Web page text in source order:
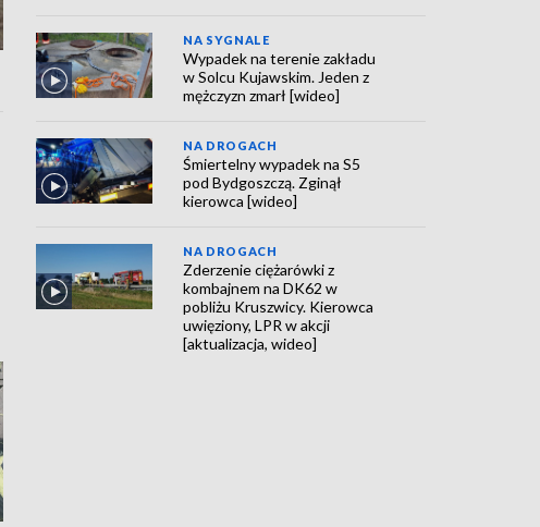
NA SYGNALE
Wypadek na terenie zakładu
w Solcu Kujawskim. Jeden z
mężczyzn zmarł [wideo]
NA DROGACH
Śmiertelny wypadek na S5
pod Bydgoszczą. Zginął
kierowca [wideo]
NA DROGACH
Zderzenie ciężarówki z
kombajnem na DK62 w
pobliżu Kruszwicy. Kierowca
uwięziony, LPR w akcji
[aktualizacja, wideo]